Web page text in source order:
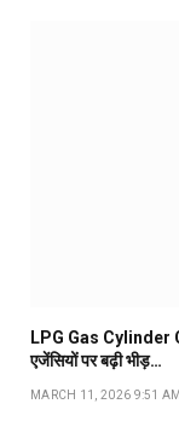
LPG Gas Cylinder
एजेंसियों पर बढ़ी भीड़…
MARCH 11, 2026 9:51 AM